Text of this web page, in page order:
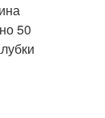
50